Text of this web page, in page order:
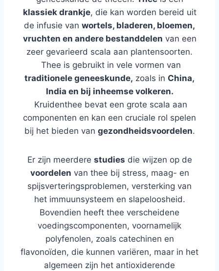
klassiek drankje, die kan worden bereid uit
de infusie van wortels, bladeren, bloemen,
vruchten en andere bestanddelen van een
zeer gevarieerd scala aan plantensoorten.
Thee is gebruikt in vele vormen van
traditionele geneeskunde, zoals in China,
India en bij inheemse volkeren.
Kruidenthee bevat een grote scala aan
componenten en kan een cruciale rol spelen
bij het bieden van gezondheidsvoordelen.
Er zijn meerdere studies die wijzen op de
voordelen van thee bij stress, maag- en
spijsverteringsproblemen, versterking van
het immuunsysteem en slapeloosheid.
Bovendien heeft thee verscheidene
voedingscomponenten, voornamelijk
polyfenolen, zoals catechinen en
flavonoïden, die kunnen variëren, maar in het
algemeen zijn het antioxiderende